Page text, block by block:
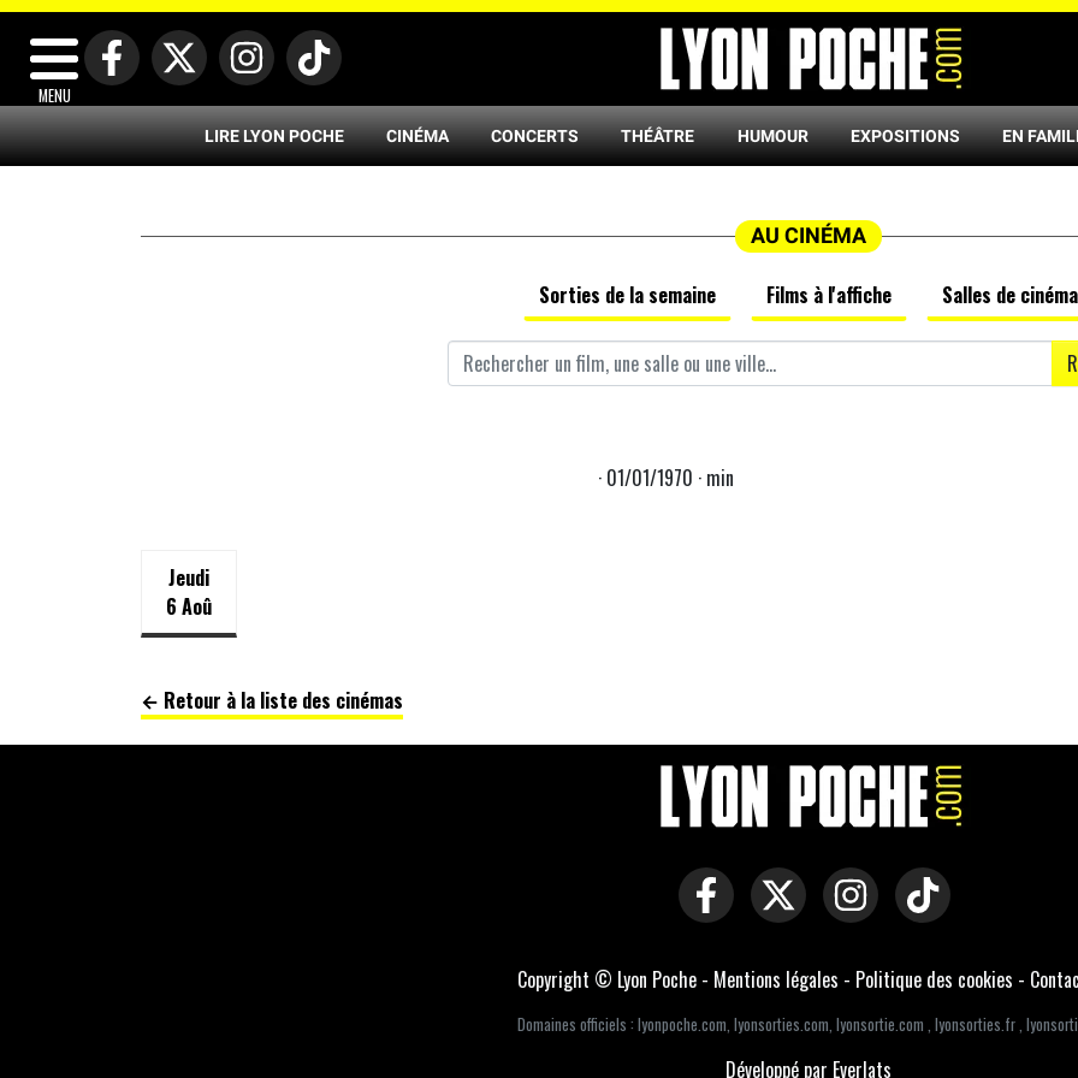
MENU
LIRE LYON POCHE CINÉMA CONCERTS THÉÂTRE HUMOUR EXPOSITIONS EN
AU CINÉMA
Sorties de la semaine Films à l'affiche Salles de cinéma
· 01/01/1970 · min
Jeudi
6 Aoû
← Retour à la liste des cinémas
Copyright © Lyon Poche - Mentions légales - Politique des cookies -
Domaines officiels : lyonpoche.com lyonsorties.com lyonsortie.com lyonsorties.fr
Développé par Everlats